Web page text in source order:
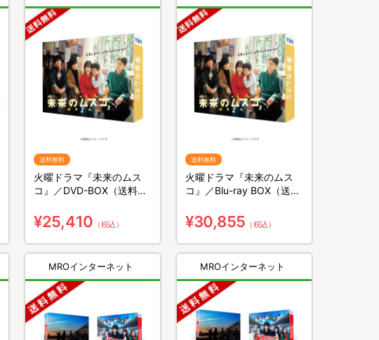
送料無料
火曜ドラマ『未来のムス
コ』／DVD-BOX（送料無
¥25,410 （税込）
送料無料
火曜ドラマ『未来のムス
コ』／Blu-ray BOX（送料
¥30,855 （税込）
MROインターネット MROインターネット